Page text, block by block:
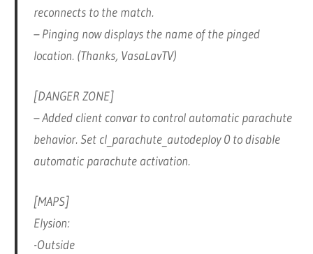
reconnects to the match.
– Pinging now displays the name of the pinged
location. (Thanks, VasaLavTV)
[DANGER ZONE]
– Added client convar to control automatic parachute
behavior. Set cl_parachute_autodeploy 0 to disable
automatic parachute activation.
[MAPS]
Elysion:
-Outside